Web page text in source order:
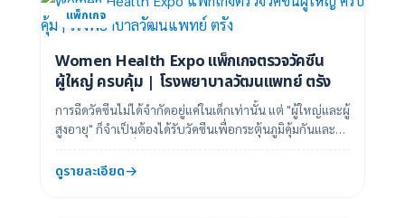
แพ็กเกจ
Women Health Expo แพ็กเกจตรวจวัคซีน
ผู้ใหญ่ ครบคุ้ม | โรงพยาบาลวัฒนแพทย์ ตรัง
การฉีดวัคซีนไม่ได้จำกัดอยู่แค่ในเด็กเท่านั้น แต่ "ผู้ใหญ่และผู้
สูงอายุ" ก็จำเป็นต้องได้รับวัคซีนเพื่อกระตุ้นภูมิคุ้มกันและ
ดูรายละเอียด